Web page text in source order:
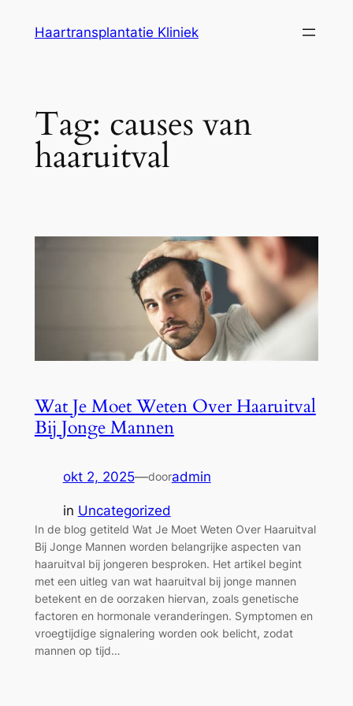
Haartransplantatie Kliniek
Tag: causes van
haaruitval
Wat Je Moet Weten Over Haaruitval
Bij Jonge Mannen
okt 2, 2025—dooradmin
in Uncategorized
In de blog getiteld Wat Je Moet Weten Over Haaruitval
Bij Jonge Mannen worden belangrijke aspecten van
haaruitval bij jongeren besproken. Het artikel begint
met een uitleg van wat haaruitval bij jonge mannen
betekent en de oorzaken hiervan, zoals genetische
factoren en hormonale veranderingen. Symptomen en
vroegtijdige signalering worden ook belicht, zodat
mannen op tijd…